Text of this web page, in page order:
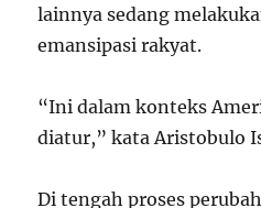
lainnya sedang
emansipasi rakyat.
“Ini dalam konteks
diatur,” kata Aristobulo
Di tengah proses